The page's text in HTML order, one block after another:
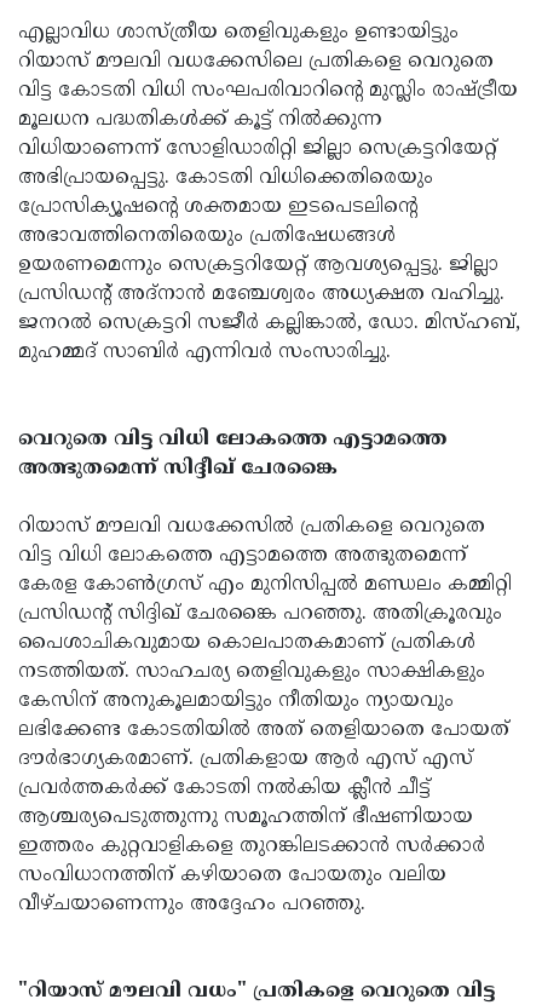
എല്ലാവിധ ശാസ്ത്രീയ തെളിവുകളും ഉണ്ടായിട്ടും
റിയാസ് മൗലവി വധക്കേസിലെ പ്രതികളെ വെറുതെ
വിട്ട കോടതി വിധി സംഘപരിവാറിന്റെ മുസ്ലിം രാഷ്ട്രീയ
മൂലധന പദ്ധതികൾക്ക് കൂട്ട് നിൽക്കുന്ന
വിധിയാണെന്ന് സോളിഡാരിറ്റി ജില്ലാ സെക്രട്ടറിയേറ്റ്
അഭിപ്രായപ്പെട്ടു. കോടതി വിധിക്കെതിരെയും
പ്രോസിക്യൂഷന്റെ ശക്തമായ ഇടപെടലിന്റെ
അഭാവത്തിനെതിരെയും പ്രതിഷേധങ്ങൾ
ഉയരണമെന്നും സെക്രട്ടറിയേറ്റ് ആവശ്യപ്പെട്ടു. ജില്ലാ
പ്രസിഡന്റ് അദ്നാൻ മഞ്ചേശ്വരം അധ്യക്ഷത വഹിച്ചു.
ജനറൽ സെക്രട്ടറി സജീർ കല്ലിങ്കാൽ, ഡോ. മിസ്ഹബ്,
മുഹമ്മദ് സാബിർ എന്നിവർ സംസാരിച്ചു.
വെറുതെ വിട്ട വിധി ലോകത്തെ എട്ടാമത്തെ
അത്ഭുതമെന്ന് സിദ്ദീഖ് ചേരങ്കൈ
റിയാസ് മൗലവി വധക്കേസിൽ പ്രതികളെ വെറുതെ
വിട്ട വിധി ലോകത്തെ എട്ടാമത്തെ അത്ഭുതമെന്ന്
കേരള കോൺഗ്രസ്‌ എം മുനിസിപ്പൽ മണ്ഡലം കമ്മിറ്റി
പ്രസിഡന്റ് സിദ്ദിഖ് ചേരങ്കൈ പറഞ്ഞു. അതിക്രൂരവും
പൈശാചികവുമായ കൊലപാതകമാണ് പ്രതികൾ
നടത്തിയത്. സാഹചര്യ തെളിവുകളും സാക്ഷികളും
കേസിന് അനുകൂലമായിട്ടും നീതിയും ന്യായവും
ലഭിക്കേണ്ട കോടതിയിൽ അത് തെളിയാതെ പോയത്
ദൗർഭാഗ്യകരമാണ്. പ്രതികളായ ആർ എസ് എസ്
പ്രവർത്തകർക്ക് കോടതി നൽകിയ ക്ലീൻ ചീട്ട്
ആശ്ചര്യപെടുത്തുന്നു സമൂഹത്തിന് ഭീഷണിയായ
ഇത്തരം കുറ്റവാളികളെ തുറങ്കിലടക്കാൻ സർക്കാർ
സംവിധാനത്തിന് കഴിയാതെ പോയതും വലിയ
വീഴ്ചയാണെന്നും അദ്ദേഹം പറഞ്ഞു.
"റിയാസ് മൗലവി വധം" പ്രതികളെ വെറുതെ വിട്ട